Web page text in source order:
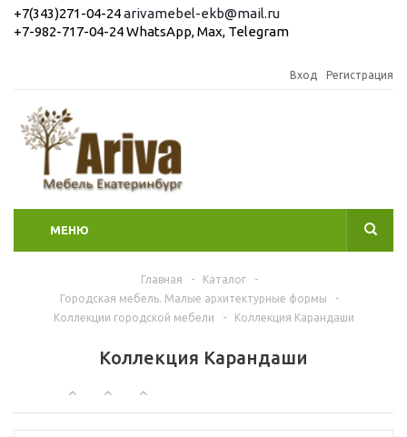
+7(343)271-04-24arivamebel-ekb@mail.ru
+7-982-717-04-24 WhatsApp, Max, Telegram
Вход Регистрация
МЕНЮ
Главная - Каталог
-
Городская мебель. Малые архитектурные формы
-
Коллекции городской мебели
- Коллекция Карандаши
Коллекция Карандаши